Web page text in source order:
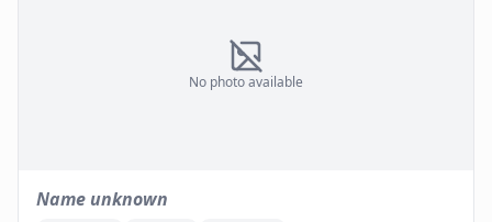
No photo available
Name unknown